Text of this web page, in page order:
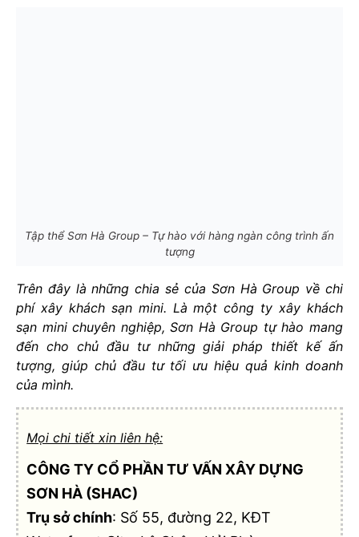
Tập thể Sơn Hà Group – Tự hào với hàng ngàn công trình ấn
tượng
Trên đây là những chia sẻ của Sơn Hà Group về chi
phí xây khách sạn mini. Là một công ty xây khách
sạn mini chuyên nghiệp, Sơn Hà Group tự hào mang
đến cho chủ đầu tư những giải pháp thiết kế ấn
tượng, giúp chủ đầu tư tối ưu hiệu quả kinh doanh
của mình.
Mọi chi tiết xin liên hệ:
CÔNG TY CỔ PHẦN TƯ VẤN XÂY DỰNG
SƠN HÀ (SHAC)
Trụ sở chính: Số 55, đường 22, KĐT